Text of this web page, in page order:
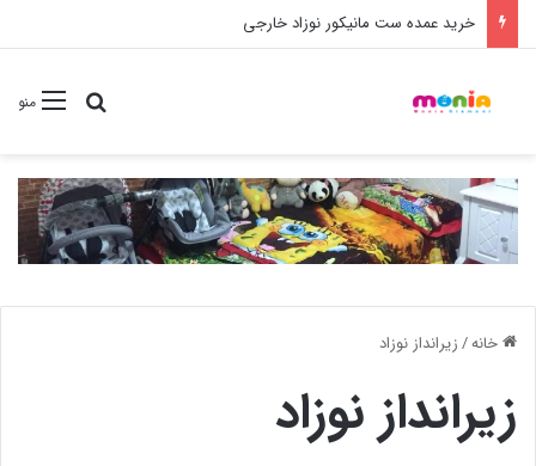
خرید عمده ست مانیکور نوزاد خارجی
منوجستجو
خانه/زیرانداز نوزاد
زیرانداز نوزاد